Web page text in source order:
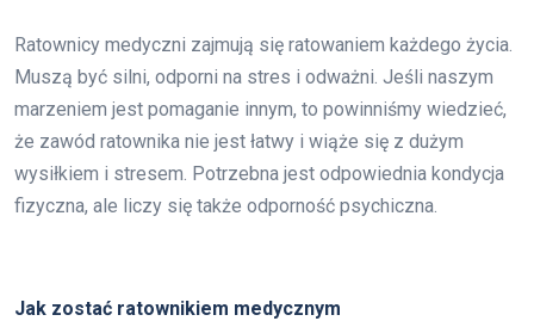
Ratownicy medyczni zajmują się ratowaniem każdego życia.
Muszą być silni, odporni na stres i odważni. Jeśli naszym
marzeniem jest pomaganie innym, to powinniśmy wiedzieć,
że zawód ratownika nie jest łatwy i wiąże się z dużym
wysiłkiem i stresem. Potrzebna jest odpowiednia kondycja
fizyczna, ale liczy się także odporność psychiczna.
Jak zostać ratownikiem medycznym